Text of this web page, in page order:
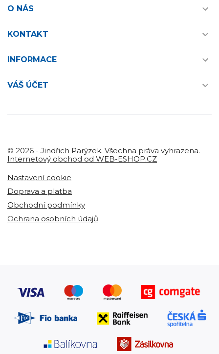
O NÁS 
KONTAKT 
INFORMACE 
VÁŠ ÚČET 
© 2026 - Jindřich Parýzek. Všechna práva vyhrazena.
Internetový obchod od WEB-ESHOP.CZ
Nastavení cookie
Doprava a platba
Obchodní podmínky
Ochrana osobních údajů